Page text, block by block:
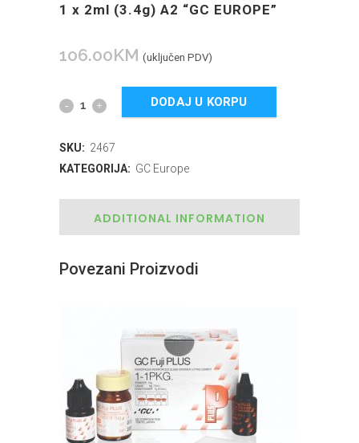
1 x 2ml (3.4g) A2 “GC EUROPE”
106.00KM (uključen PDV)
DODAJ U KORPU
SKU: 2467
KATEGORIJA: GC Europe
ADDITIONAL INFORMATION
Povezani Proizvodi